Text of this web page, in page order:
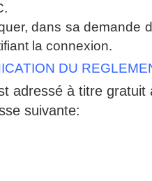
dans sa demande
la connexion.
DU
adressé à titre gratuit
suivante: